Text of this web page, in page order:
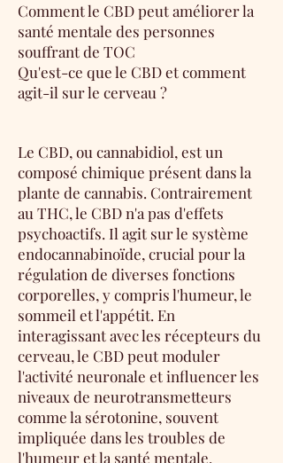
Comment le CBD peut améliorer la
santé mentale des personnes
souffrant de TOC
Qu'est-ce que le CBD et comment
agit-il sur le cerveau ?
Le CBD, ou cannabidiol, est un
composé chimique présent dans la
plante de cannabis. Contrairement
au THC, le CBD n'a pas d'effets
psychoactifs. Il agit sur le système
endocannabinoïde, crucial pour la
régulation de diverses fonctions
corporelles, y compris l'humeur, le
sommeil et l'appétit. En
interagissant avec les récepteurs du
cerveau, le CBD peut moduler
l'activité neuronale et influencer les
niveaux de neurotransmetteurs
comme la sérotonine, souvent
impliquée dans les troubles de
l'humeur et la santé mentale.